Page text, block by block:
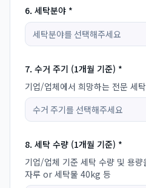
6. 세탁분야 *
세탁분야를 선택해주세요
7. 수거 주기 (1개월 기준) *
기업/업체에서 희망하는 전문 세
수거 주기를 선택해주세요
8. 세탁 수량 (1개월 기준) *
기업/업체 기준 세탁 수량 및 용
자루 or 세탁물 40kg 등